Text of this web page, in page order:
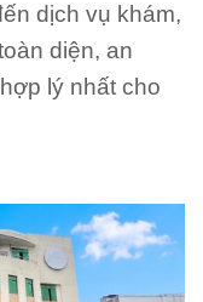
dịch vụ khám,
diện, an
lý nhất cho